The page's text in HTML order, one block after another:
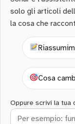
solo gli articoli
la cosa che
Cosa
Oppure scrivi la tua